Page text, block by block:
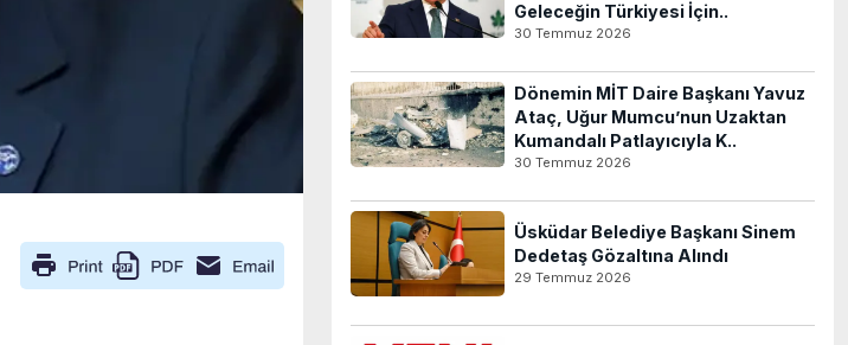
Geleceğin Türkiyesi İçin..
30 Temmuz 2026
Dönemin MİT Daire Başkanı Yavuz
Ataç, Uğur Mumcu’nun Uzaktan
Kumandalı Patlayıcıyla K..
30 Temmuz 2026
Üsküdar Belediye Başkanı Sinem
Dedetaş Gözaltına Alındı
29 Temmuz 2026